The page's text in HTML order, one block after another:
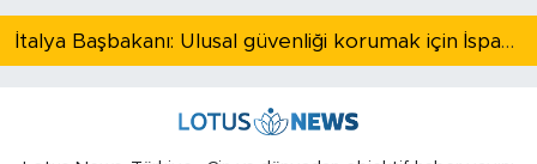
İtalya Başbakanı: Ulusal güvenliği korumak için İspanya ile Schengen kapsamındaki serbest dolaşımı askıya alıyoruz